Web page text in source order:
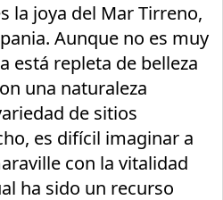
la joya del Mar Tirreno,
Aunque no es muy
está repleta de belleza
una naturaleza
de sitios
es difícil imaginar a
con la vitalidad
ha sido un recurso